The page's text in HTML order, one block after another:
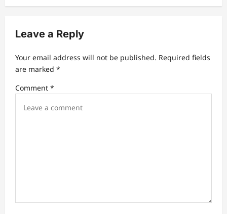
v
g
a
t
i
Leave a Reply
Your email address will not be published. Required fields
are marked *
Comment *